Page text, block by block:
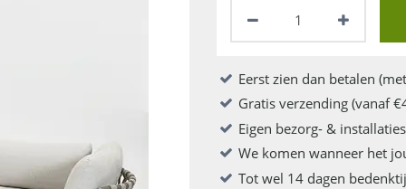
Eerst zien dan betalen
Gratis verzending (vanaf
Eigen bezorg- &
We komen wanneer het
Tot wel 14 dagen